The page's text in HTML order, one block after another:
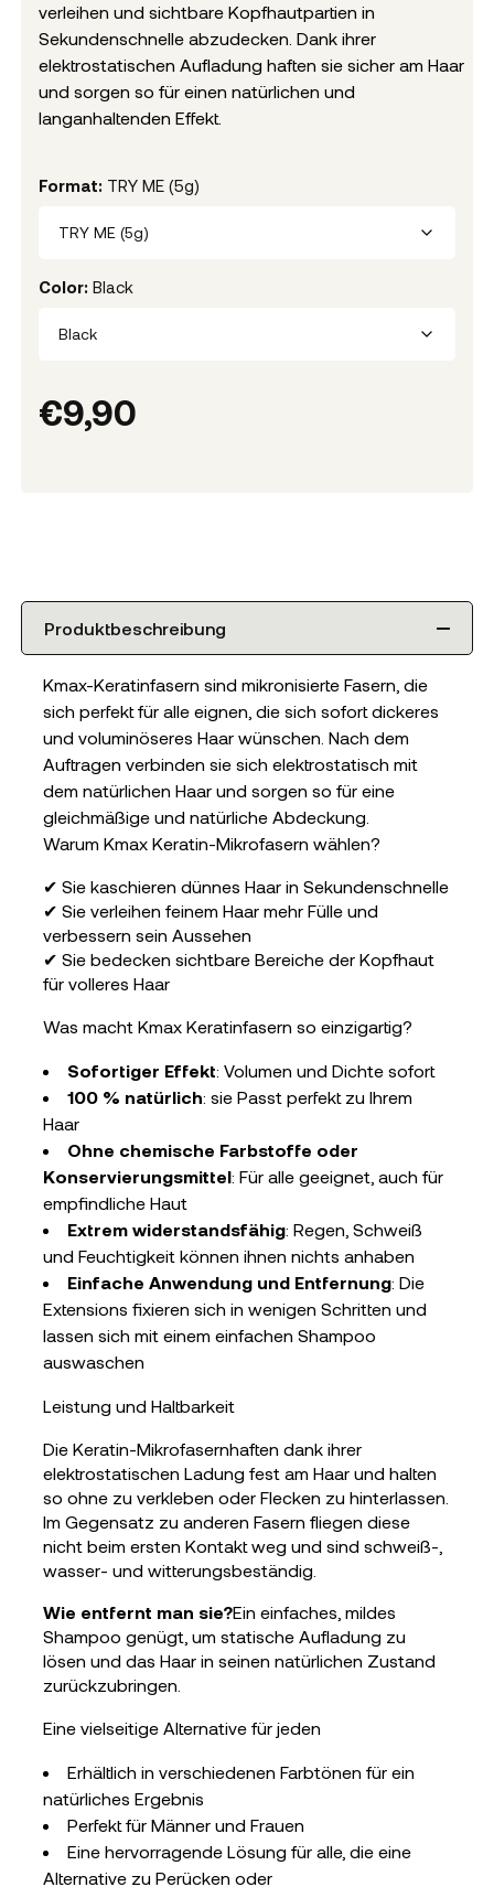
verleihen und sichtbare Kopfhautpartien in
Sekundenschnelle abzudecken. Dank ihrer
elektrostatischen Aufladung haften sie sicher am Haar
und sorgen so für einen natürlichen und
langanhaltenden Effekt.
Format: TRY ME (5g)
TRY ME (5g)
Color: Black
Black
€9,90
Produktbeschreibung
Kmax-Keratinfasern sind mikronisierte Fasern, die
sich perfekt für alle eignen, die sich sofort dickeres
und voluminöseres Haar wünschen. Nach dem
Auftragen verbinden sie sich elektrostatisch mit
dem natürlichen Haar und sorgen so für eine
gleichmäßige und natürliche Abdeckung.
Warum Kmax Keratin-Mikrofasern wählen?
✔ Sie kaschieren dünnes Haar in Sekundenschnelle
✔ Sie verleihen feinem Haar mehr Fülle und
verbessern sein Aussehen
✔ Sie bedecken sichtbare Bereiche der Kopfhaut
für volleres Haar
Was macht Kmax Keratinfasern so einzigartig?
Sofortiger Effekt: Volumen und Dichte sofort
100 % natürlich: sie Passt perfekt zu Ihrem
Haar
Ohne chemische Farbstoffe oder
Konservierungsmittel: Für alle geeignet, auch für
empfindliche Haut
Extrem widerstandsfähig: Regen, Schweiß
und Feuchtigkeit können ihnen nichts anhaben
Einfache Anwendung und Entfernung: Die
Extensions fixieren sich in wenigen Schritten und
lassen sich mit einem einfachen Shampoo
auswaschen
Leistung und Haltbarkeit
Die Keratin-Mikrofasernhaften dank ihrer
elektrostatischen Ladung fest am Haar und halten
so ohne zu verkleben oder Flecken zu hinterlassen.
Im Gegensatz zu anderen Fasern fliegen diese
nicht beim ersten Kontakt weg und sind schweiß-,
wasser- und witterungsbeständig.
Wie entfernt man sie?Ein einfaches, mildes
Shampoo genügt, um statische Aufladung zu
lösen und das Haar in seinen natürlichen Zustand
zurückzubringen.
Eine vielseitige Alternative für jeden
Erhältlich in verschiedenen Farbtönen für ein
natürliches Ergebnis
Perfekt für Männer und Frauen
Eine hervorragende Lösung für alle, die eine
Alternative zu Perücken oder